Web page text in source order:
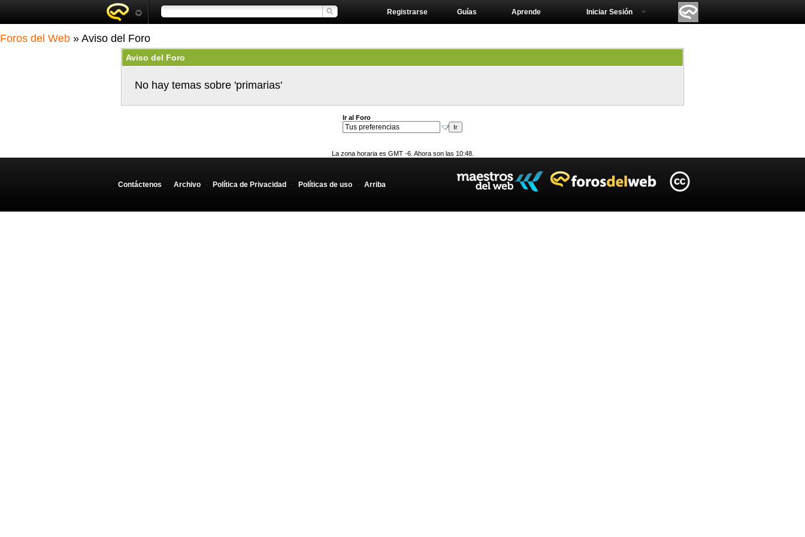
Aprende
Guías
Registrarse Iniciar Sesión
Foros del Web » Aviso del Foro
Aviso del Foro
No hay temas sobre 'primarias'
Ir al Foro
La zona horaria es GMT -6. Ahora son las 10:48.
Contáctenos - Archivo - Política de Privacidad - Políticas de uso - Arriba